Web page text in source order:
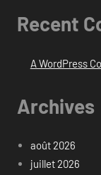
Recent
A WordPress
Archives
août 2026
juillet 2026